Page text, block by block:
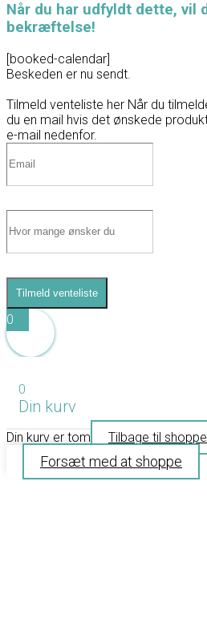
Når du har udfyldt dette, vil
bekræftelse!
[booked-calendar]
Beskeden er nu sendt.
Tilmeld venteliste her Når du
du en mail hvis det ønskede
e-mail nedenfor.
Tilmeld venteliste
0
0
Din kurv
Din kurv er tom Tilbage til
Forsæt med at shoppe